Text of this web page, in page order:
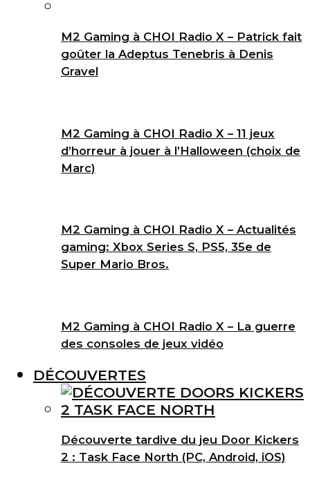
M2 Gaming à CHOI Radio X – Patrick fait
goûter la Adeptus Tenebris à Denis
Gravel
M2 Gaming à CHOI Radio X – 11 jeux
d’horreur à jouer à l’Halloween (choix de
Marc)
M2 Gaming à CHOI Radio X – Actualités
gaming: Xbox Series S, PS5, 35e de
Super Mario Bros.
M2 Gaming à CHOI Radio X – La guerre
des consoles de jeux vidéo
DÉCOUVERTES
Découverte tardive du jeu Door Kickers
2 : Task Face North (PC, Android, iOS)